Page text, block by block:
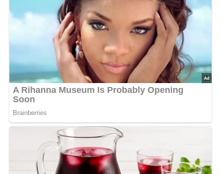
Zubereitung
Das Fleisch von den Knochen lösen, in etwa 2 cm breite
Streifen schneiden, mit Salz, Pfeffer und Curry würzen.
Milch mit Mehl, Tomatenmark, 1 Ei, 2 Teelöffel Curry und
Salz verquirlen.
Die Fleischstreifen in diese Marinade legen, zugedeckt
und kühlgestellt etwa 1 Tag stehen lassen.
Vor dem Braten die Marinade gut abtropfen lassen.
Die Hähnchenstücke in heißem Öl, mit den in Ringe
geschnittenen Zwiebeln, schnell und saftig braten.
Sind die Stücke gar, Margarine und 2 verquirlte, mit Curry
und etwas Salz gewürzte Eier zusammen mit der
Marinade dazugeben und wie Rührei stocken lassen.